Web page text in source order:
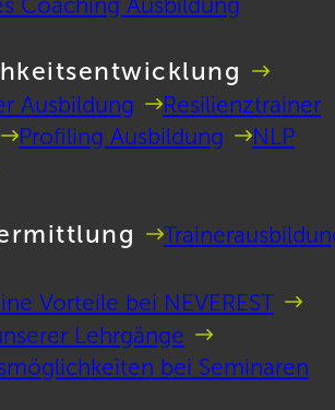
Ausbildung
Resilienztrainer
Profiling Ausbildung
NLP
Vorteile bei NEVEREST
Lehrgänge
bei Seminaren